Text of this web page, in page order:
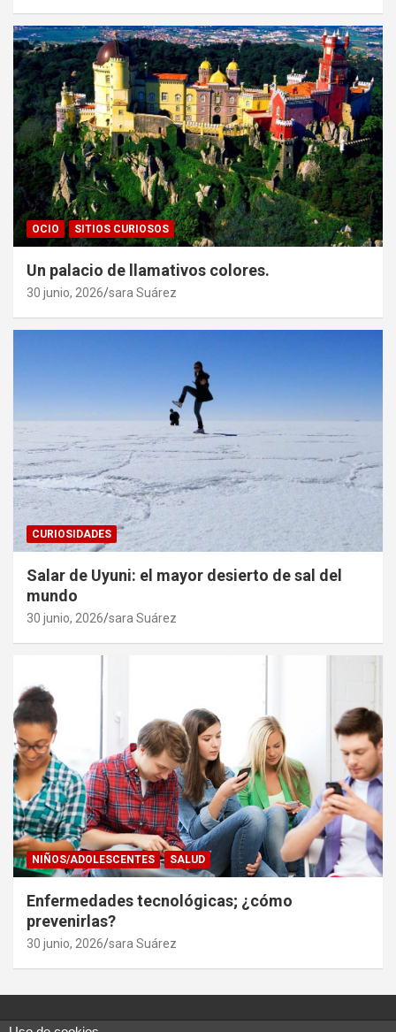
OCIO SITIOS CURIOSOS
Un palacio de llamativos colores.
30 junio, 2026 sara Suárez
CURIOSIDADES
Salar de Uyuni: el mayor desierto de sal del
mundo
30 junio, 2026 sara Suárez
NIÑOS/ADOLESCENTES SALUD
Enfermedades tecnológicas; ¿cómo
prevenirlas?
30 junio, 2026 sara Suárez